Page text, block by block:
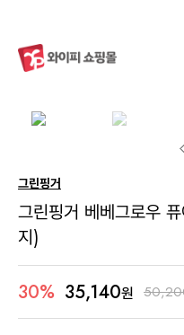
그린핑거
그린핑거 베베그로우
지)
30% 35,140원